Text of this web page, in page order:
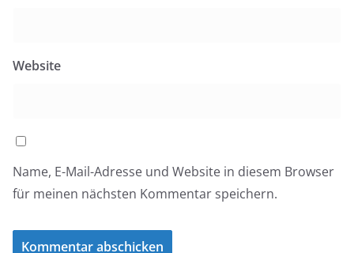
Website
Name, E-Mail-Adresse und Website in diesem Browser
für meinen nächsten Kommentar speichern.